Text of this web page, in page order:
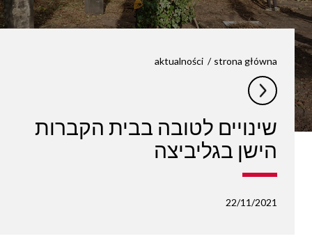
strona główna
aktualności
שינויים לטובה בבית הקברות
הישן בגליביצה
22/11/2021